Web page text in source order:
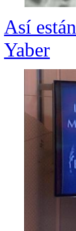
Así
Yaber